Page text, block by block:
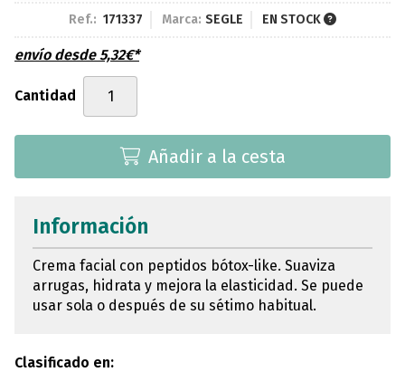
Ref.: 171337 Marca: SEGLE EN STOCK
envío desde5,32€*
Cantidad
Añadir a la cesta
Información
Crema facial con peptidos bótox-like. Suaviza
arrugas, hidrata y mejora la elasticidad. Se puede
usar sola o después de su sétimo habitual.
Clasificado en: